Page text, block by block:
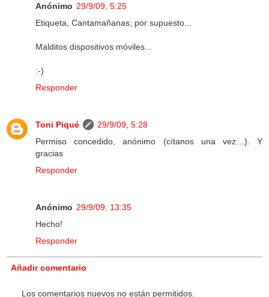
Anónimo 29/9/09, 5:25
Etiqueta, Cantamañanas; por supuesto...
Malditos dispositivos móviles...
:-)
Responder
Toni Piqué
29/9/09, 5:28
Permiso concedido, anónimo (cítanos una vez…). Y
gracias
Responder
Anónimo 29/9/09, 13:35
Hecho!
Responder
Añadir comentario
Los comentarios nuevos no están permitidos.